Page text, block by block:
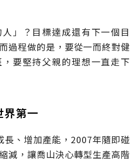
」？目標達成還有下一個目
過程做的是，要從一而終對健
要堅持父親的理想一直走下
界第一
長、增加產能，2007年隨即碰
減，讓喬山決心轉型生產高階